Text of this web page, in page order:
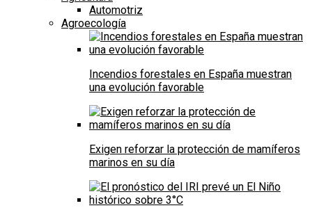
Automotriz
Agroecología
Incendios forestales en España muestran
una evolución favorable
Exigen reforzar la protección de mamíferos
marinos en su día